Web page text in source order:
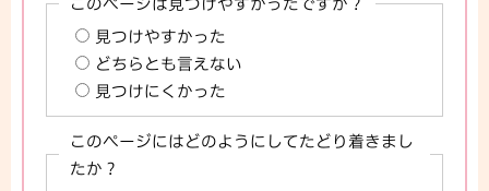
このページは見つけやすかったですか？
見つけやすかった
どちらとも言えない
見つけにくかった
このページにはどのようにしてたどり着きまし
たか？